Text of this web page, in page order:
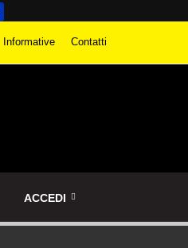
Informative Contatti
ACCEDI